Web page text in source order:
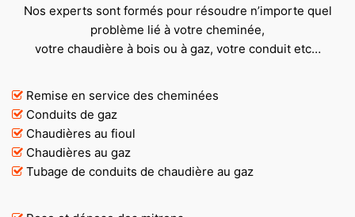
Nos experts sont formés pour résoudre n’importe quel
problème lié à votre cheminée,
votre chaudière à bois ou à gaz, votre conduit etc…
Remise en service des cheminées
Conduits de gaz
Chaudières au fioul
Chaudières au gaz
Tubage de conduits de chaudière au gaz